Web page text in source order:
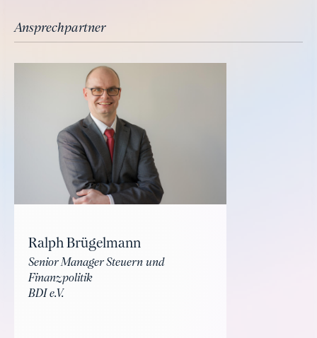
Ansprechpartner
Ralph Brügelmann
Senior Manager Steuern und
Finanzpolitik
BDI e.V.